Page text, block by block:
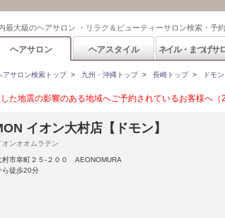
最大級のヘアサロン ・リラク＆ビューティーサロン検索・予
ヘアサロン ヘアスタイル ネイル・まつげサ
アサロン検索トップ> 九州・沖縄トップ> 長崎トップ> ドモ
た地震の影響のある地域へご予約されているお客様へ（
イオン大村店【ドモン】
オンオオムラテン
村市幸町２５‐２００ AEONOMURA
ら徒歩20分